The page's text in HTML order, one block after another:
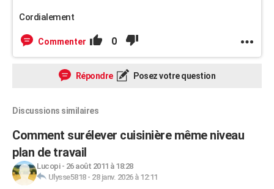
Cordialement
Commenter 0
Répondre Posez votre question
Discussions similaires
Comment surélever cuisinière même niveau
plan de travail
Lucopi- 26 août 2011 à 18:28
Ulysse5818- 28 janv. 2026 à 12:11